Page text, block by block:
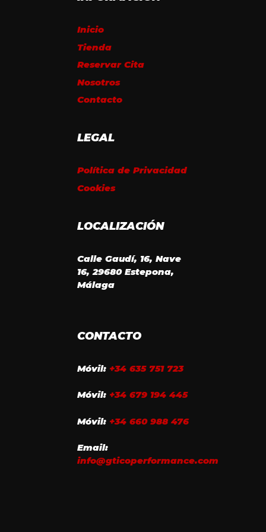
Inicio
Tienda
Reservar Cita
Nosotros
Contacto
LEGAL
Política de Privacidad
Cookies
LOCALIZACIÓN
Calle Gaudí, 16, Nave
16, 29680 Estepona,
Málaga
CONTACTO
Móvil: +34 635 751 723
Móvil: +34 679 194 445
Móvil: +34 660 988 476
Email:
info@gticoperformance.com